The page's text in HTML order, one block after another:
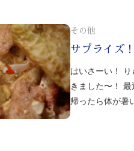
その他
サプライズ！
はいさーい！
きました〜！
帰ったら体が暑